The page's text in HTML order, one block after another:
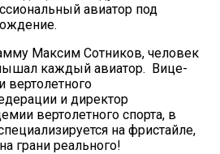
авиатор под
Максим Сотников, человек
каждый авиатор. Вице-
вертолетного
и директор
вертолетного спорта, в
на фристайле,
грани реального!